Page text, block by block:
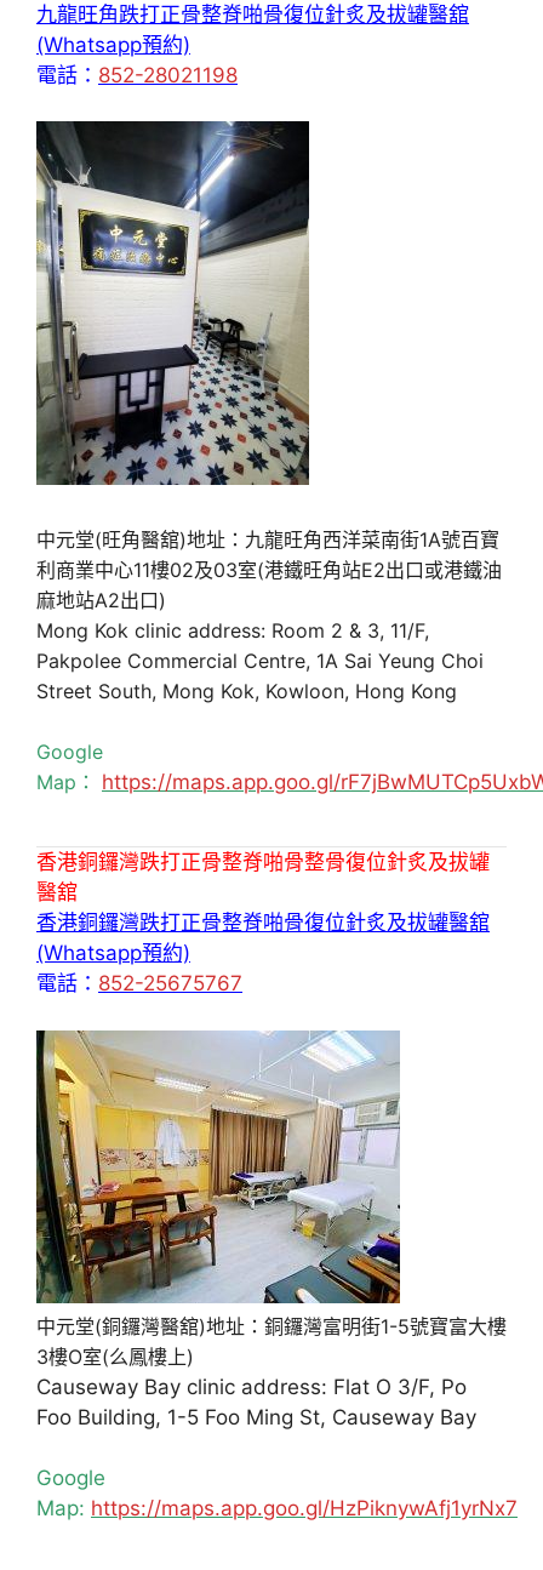
九龍旺角跌打正骨整脊啪骨復位針炙及拔罐醫舘
(Whatsapp預約)
電話： 852-28021198
中元堂(旺角醫舘)地址：九龍旺角西洋菜南街1A號百寶
利商業中心11樓02及03室(港鐵旺角站E2出口或港鐵油
麻地站A2出口)
Mong Kok clinic address: Room 2 & 3, 11/F,
Pakpolee Commercial Centre, 1A Sai Yeung Choi
Street South, Mong Kok, Kowloon, Hong Kong
Google
Map： https://maps.app.goo.gl/
香港銅鑼灣跌打正骨整脊啪骨整骨復位針炙及拔罐
醫舘
香港銅鑼灣跌打正骨整脊啪骨復位針炙及拔罐醫舘
(Whatsapp預約)
電話： 852-25675767
中元堂(銅鑼灣醫舘)地址：銅鑼灣富明街1-5號寶富大樓
3樓O室(么鳳樓上)
Causeway Bay clinic address: Flat O 3/F, Po
Foo Building, 1-5 Foo Ming St, Causeway Bay
Google
Map: https://maps.app.goo.gl/HzPiknywAfj1yrNx7